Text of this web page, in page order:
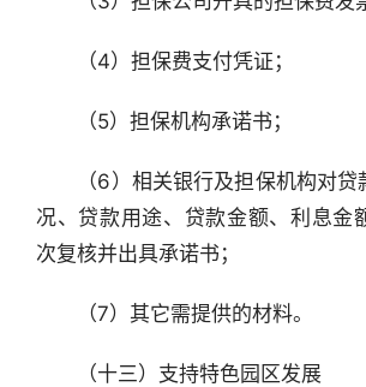
（4）担保费支付凭证；
（5）担保机构承诺书；
（6）相关银行及担保机构对贷
况、贷款用途、贷款金额、利息金
次复核并出具承诺书；
（7）其它需提供的材料。
（十三）支持特色园区发展